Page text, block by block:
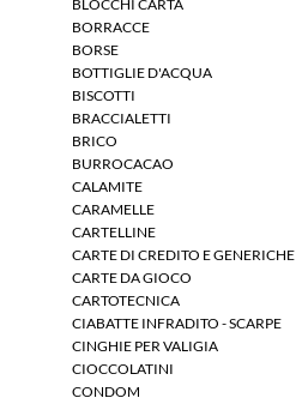
BLOCCHI CARTA
BORRACCE
BORSE
BOTTIGLIE D'ACQUA
BISCOTTI
BRACCIALETTI
BRICO
BURROCACAO
CALAMITE
CARAMELLE
CARTELLINE
CARTE DI CREDITO E GENERICHE
CARTE DA GIOCO
CARTOTECNICA
CIABATTE INFRADITO - SCARPE
CINGHIE PER VALIGIA
CIOCCOLATINI
CONDOM